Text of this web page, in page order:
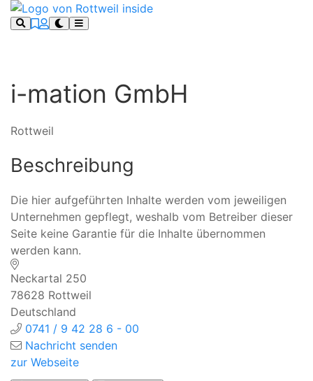
i-mation GmbH
Rottweil
Beschreibung
Die hier aufgeführten Inhalte werden vom jeweiligen
Unternehmen gepflegt, weshalb vom Betreiber dieser
Seite keine Garantie für die Inhalte übernommen
werden kann.
Neckartal 250
78628 Rottweil
Deutschland
0741 / 9 42 28 6 - 00
Nachricht senden
zur Webseite